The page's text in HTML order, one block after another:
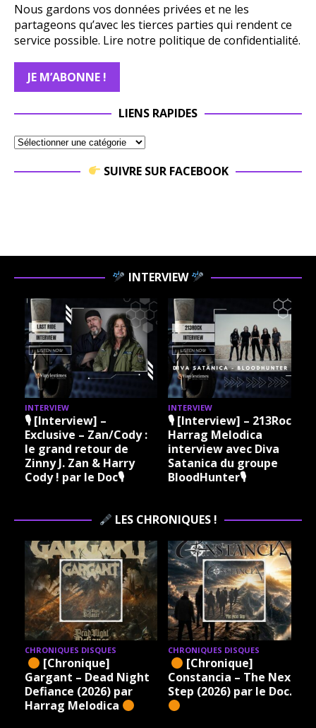
Nous gardons vos données privées et ne les
partageons qu’avec les tierces parties qui rendent ce
service possible. Lire notre politique de confidentialité.
LIENS RAPIDES
SUIVRE SUR FACEBOOK
INTERVIEW
INTERVIEW
🎙 [Interview] –
Exclusive – Zan/Cody :
le grand retour de
Zinny J. Zan & Harry
Cody ! par le Doc🎙
INTERVIEW
🎙 [Interview] – 213Rock
Harrag Melodica
interview avec Diva
Satanica du groupe
BloodHunter🎙
LES CHRONIQUES !
CHRONIQUES DISQUES
[Chronique]
Gargant – Dead Night
Defiance (2026) par
Harrag Melodica
CHRONIQUES DISQUES
[Chronique]
Constancia – The Next
Step (2026) par le Doc.